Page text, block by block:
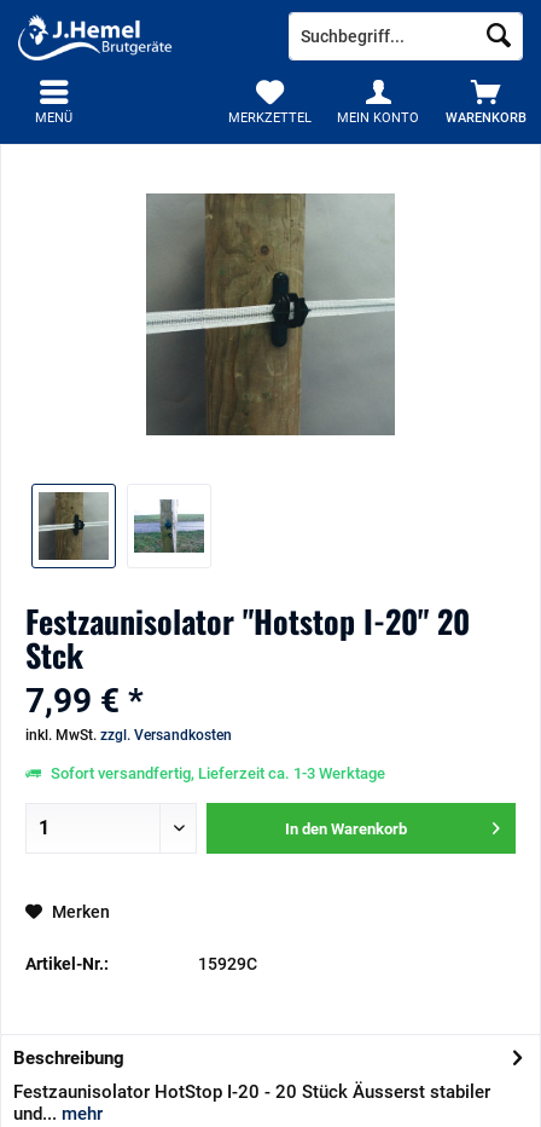
WARENKORB
MERKZETTEL MEIN KONTO
MENÜ
Festzaunisolator "Hotstop I-20" 20
Stck
7,99 € *
inkl. MwSt. zzgl. Versandkosten
Sofort versandfertig, Lieferzeit ca. 1-3 Werktage
In den Warenkorb
Merken
Artikel-Nr.: 15929C
Beschreibung
Festzaunisolator HotStop I-20 - 20 Stück Äusserst stabiler
und... mehr